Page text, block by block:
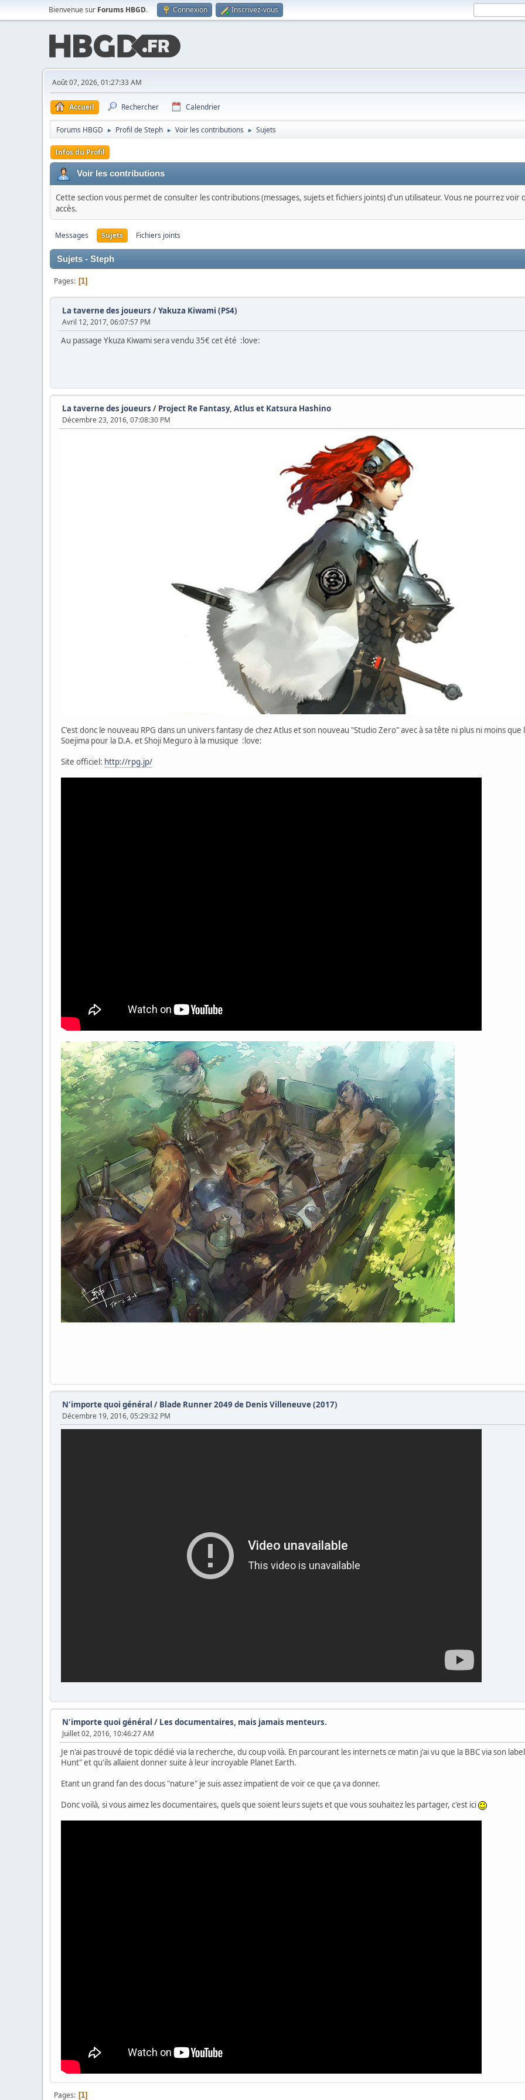
Bienvenue sur Forums HBGD. Connexion Inscrivez-vous
Août 07, 2026, 01:27:33 AM
Accueil Rechercher Calendrier
Forums HBGD ► Profil de Steph ► Voir les contributions ► Sujets
Infos du Profil
Voir les contributions
Cette section vous permet de consulter les contributions (messages, sujets et fichiers joints) d'un utilisateur. Vous ne pourrez voir
accès.
Messages Sujets Fichiers joints
Sujets - Steph
Pages 1
La taverne des joueurs /Yakuza Kiwami (PS4)
Avril 12, 2017, 06:07:57 PM
Au passage Ykuza Kiwami sera vendu 35€ cet été :love:
La taverne des joueurs / Project Re Fantasy, Atlus et Katsura Hashino
Décembre 23, 2016, 07:08:30 PM
C'est donc le nouveau RPG dans un univers fantasy de chez Atlus et son nouveau "Studio Zero" avec à sa tête ni plus ni moins
Soejima pour la D.A. et Shoji Meguro à la musique :love:
Site officiel: http://rpg.jp/
N'importe quoi général / Blade Runner 2049 de Denis Villeneuve (2017)
Décembre 19, 2016, 05:29:32 PM
N'importe quoi général / Les documentaires, mais jamais menteurs.
Juillet 02, 2016, 10:46:27 AM
Je n'ai pas trouvé de topic dédié via la recherche, du coup voilà. En parcourant les internets ce matin j'ai vu que la BBC via son
Hunt" et qu'ils allaient donner suite à leur incroyable Planet Earth.
Etant un grand fan des docus "nature" je suis assez impatient de voir ce que ça va donner.
Donc voilà, si vous aimez les documentaires, quels que soient leurs sujets et que vous souhaitez les partager, c'est ici
Pages 1